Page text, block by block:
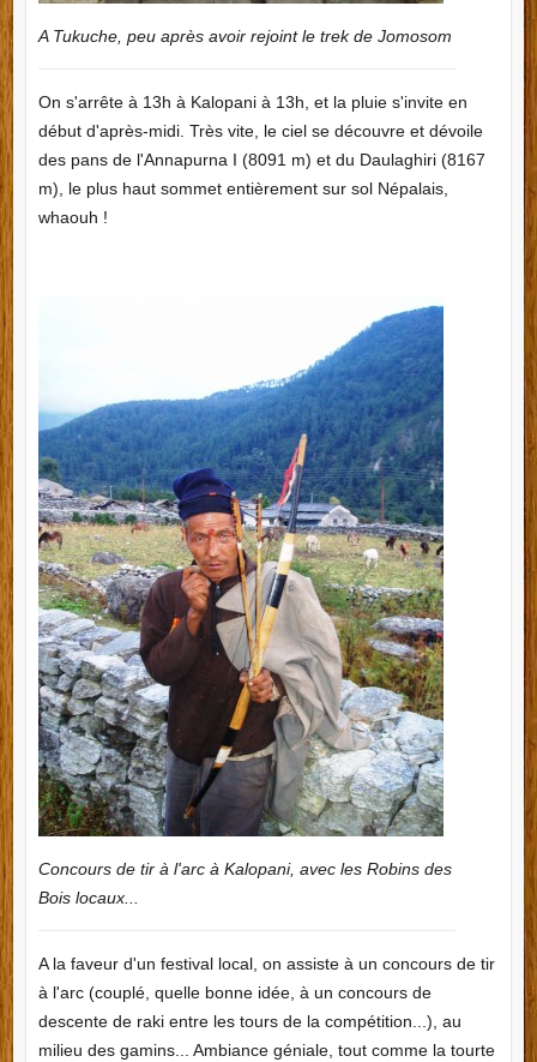
A Tukuche, peu après avoir rejoint le trek de Jomosom
On s'arrête à 13h à Kalopani à 13h, et la pluie s'invite en
début d'après-midi. Très vite, le ciel se découvre et dévoile
des pans de l'Annapurna I (8091 m) et du Daulaghiri (8167
m), le plus haut sommet entièrement sur sol Népalais,
whaouh !
Concours de tir à l'arc à Kalopani, avec les Robins des
Bois locaux...
A la faveur d'un festival local, on assiste à un concours de tir
à l'arc (couplé, quelle bonne idée, à un concours de
descente de raki entre les tours de la compétition...), au
milieu des gamins... Ambiance géniale, tout comme la tourte